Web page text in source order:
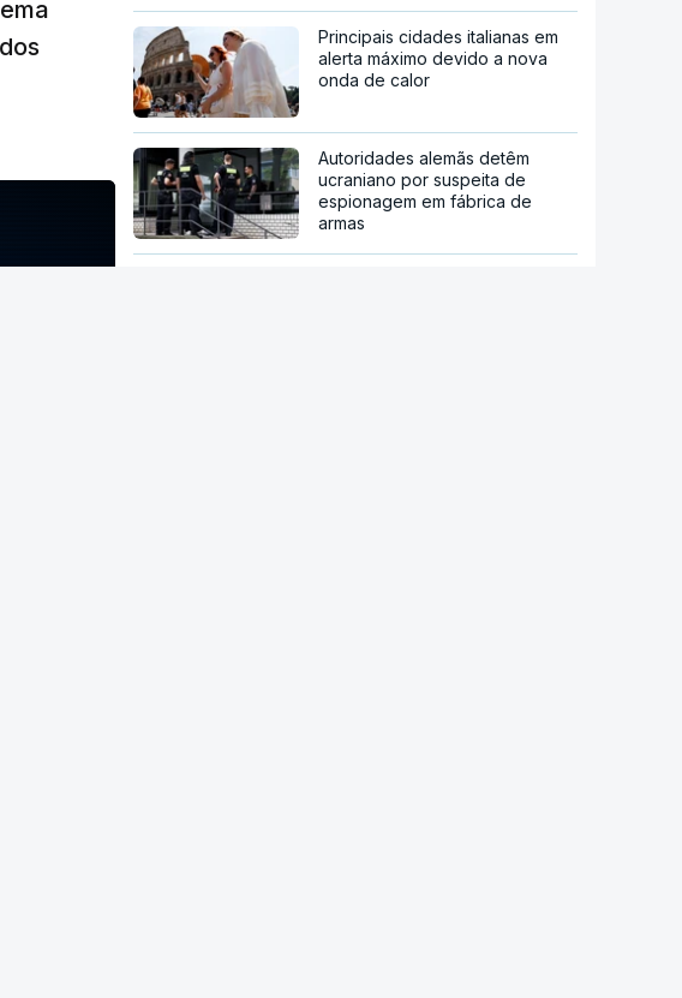
Principais cidades italianas em
alerta máximo devido a nova
onda de calor
Autoridades alemãs detêm
ucraniano por suspeita de
espionagem em fábrica de
armas